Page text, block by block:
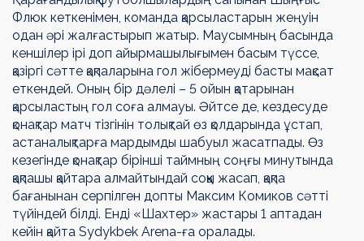
Флюк кеткенімен, команда қарсыластарын жеңуін
одан әрі жалғастырып жатыр. Маусымның басында
кеншілер ірі доп айырмашылығымен басым түссе,
қазіргі сәтте қақпаларына гол жібермеуді басты мақсат
еткендей. Оның бір дәлелі – 5 ойын қатарынан
қарсыластың гол соға алмауы. Әйтсе де, кездесуде
қонақтар матч тізгінін толықтай өз қолдарында ұстап,
астаналықтарға мардымды шабуыл жасатпады. Өз
кезегінде қонақтар бірінші таймның соңғы минутында
қақпашы қайтара алмайтындай соққы жасап, қақпа
бағанынан серпілген допты Максим Комиков сәтті
түйіндей білді. Енді «Шахтер» жастары 1 аптадан
кейін қайта Sydykbek Arena-ға оралады.